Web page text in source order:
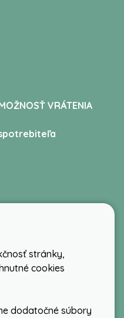
VRÁTENIA
stránky,
cookies
dodatočné súbory